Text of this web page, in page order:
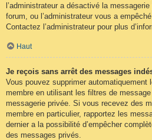
l’administrateur a désactivé la
forum, ou l’administrateur vous a
Contactez l’administrateur pour plus
Haut
Je reçois sans arrêt des messages
Vous pouvez supprimer automatiquement
membre en utilisant les filtres de
messagerie privée. Si vous recevez des
membre en particulier, rapportez les
dernier a la possibilité d’empêcher
des messages privés.